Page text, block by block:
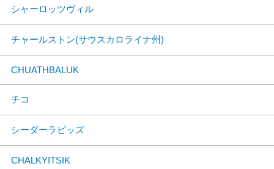
シャーロッツヴィル
チャールストン(サウスカロライナ州)
CHUATHBALUK
チコ
シーダーラピッズ
CHALKYITSIK